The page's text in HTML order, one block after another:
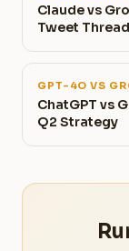
Claude vs
Tweet Thread
GPT-4O VS
ChatGPT vs
Q2 Strategy